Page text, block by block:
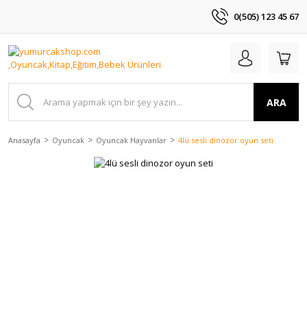
0(505) 123 45 67
ARA
Anasayfa Oyuncak Oyuncak Hayvanlar 4lü sesli dinozor oyun seti